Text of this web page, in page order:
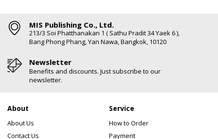
MIS Publishing Co., Ltd.
213/3 Soi Phatthanakan 1 ( Sathu Pradit 34 Yaek 6 ),
Bang Phong Phang, Yan Nawa, Bangkok, 10120
Newsletter
Benefits and discounts. Just subscribe to our
newsletter.
About
About Us
Contact Us
Service
How to Order
Payment